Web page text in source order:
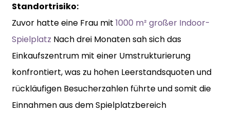
Standortrisiko:
Zuvor hatte eine Frau mit 1000 m² großer Indoor-
Spielplatz Nach drei Monaten sah sich das
Einkaufszentrum mit einer Umstrukturierung
konfrontiert, was zu hohen Leerstandsquoten und
rückläufigen Besucherzahlen führte und somit die
Einnahmen aus dem Spielplatzbereich